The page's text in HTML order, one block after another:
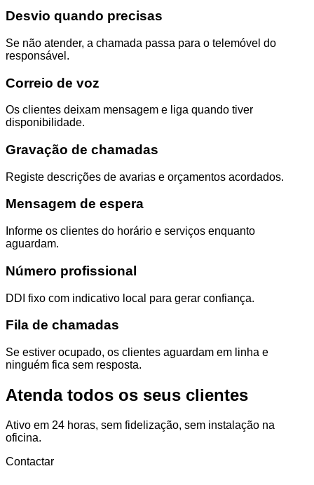
Desvio quando precisas
Se não atender, a chamada passa para o telemóvel do
responsável.
Correio de voz
Os clientes deixam mensagem e liga quando tiver
disponibilidade.
Gravação de chamadas
Registe descrições de avarias e orçamentos acordados.
Mensagem de espera
Informe os clientes do horário e serviços enquanto
aguardam.
Número profissional
DDI fixo com indicativo local para gerar confiança.
Fila de chamadas
Se estiver ocupado, os clientes aguardam em linha e
ninguém fica sem resposta.
Atenda todos os seus clientes
Ativo em 24 horas, sem fidelização, sem instalação na
oficina.
Contactar